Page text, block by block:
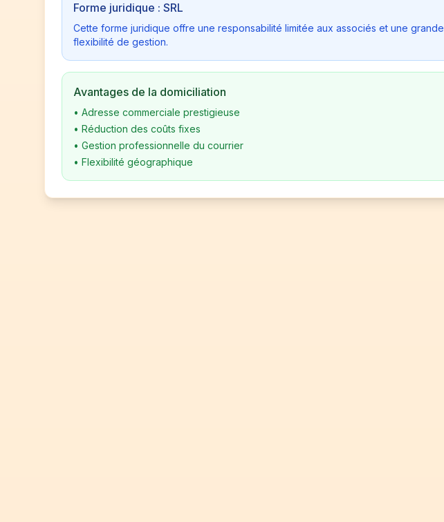
Forme juridique : SRL
Cette forme juridique offre une responsabilité limitée aux associés et une grande
flexibilité de gestion.
Avantages de la domiciliation
• Adresse commerciale prestigieuse
• Réduction des coûts fixes
• Gestion professionnelle du courrier
• Flexibilité géographique